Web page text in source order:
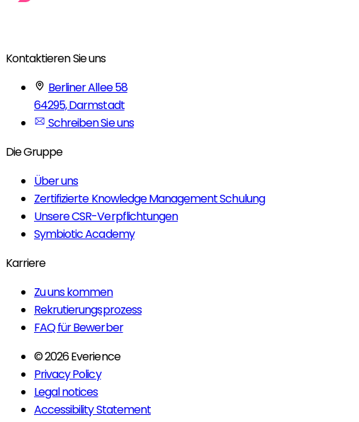
Kontaktieren Sie uns
Berliner Allee 58
64295, Darmstadt
Schreiben Sie uns
Die Gruppe
Über uns
Zertifizierte Knowledge Management Schulung
Unsere CSR-Verpflichtungen
Symbiotic Academy
Karriere
Zu uns kommen
Rekrutierungsprozess
FAQ für Bewerber
© 2026 Everience
Privacy Policy
Legal notices
Accessibility Statement